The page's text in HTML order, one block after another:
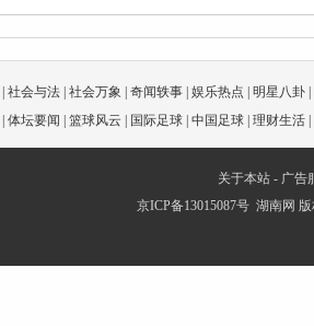
社会与法 社会万象 奇闻轶事 娱乐热点 明星八卦
体坛要闻 篮球风云 国际足球 中国足球 理财生活
关于本站 - 广告
京ICP备13015087号湖南网